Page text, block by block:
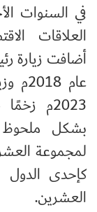
في السنوات
العلاقات
أضافت زيارة
عام
2023م
بشكل ملحوظ
كإحدى
العشرين.